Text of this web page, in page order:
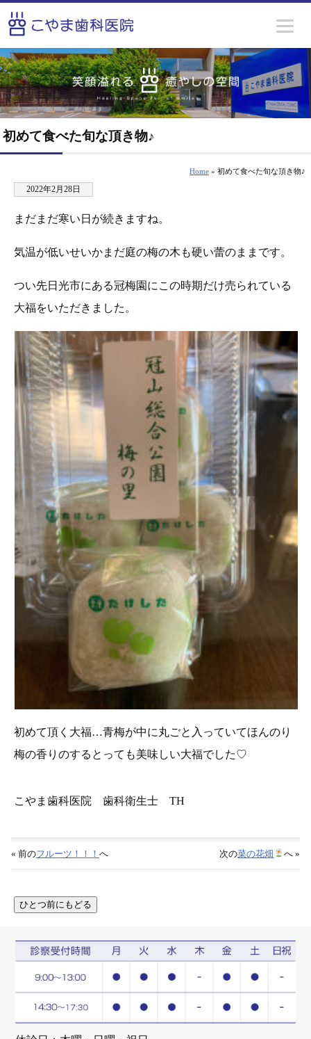
初めて食べた旬な頂き物♪
Home » 初めて食べた旬な頂き物♪
2022年2月28日
まだまだ寒い日が続きますね。
気温が低いせいかまだ庭の梅の木も硬い蕾のままです。
つい先日光市にある冠梅園にこの時期だけ売られている
大福をいただきました。
初めて頂く大福…青梅が中に丸ごと入っていてほんのり
梅の香りのするとっても美味しい大福でした♡
こやま歯科医院 歯科衛生士 TH
« 前のフルーツ！！！ へ 次の菜の花畑 へ »